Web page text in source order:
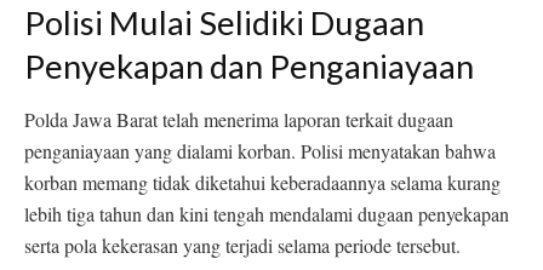
Polisi Mulai Selidiki Dugaan
Penyekapan dan Penganiayaan
Polda Jawa Barat telah menerima laporan terkait dugaan
penganiayaan yang dialami korban. Polisi menyatakan bahwa
korban memang tidak diketahui keberadaannya selama kurang
lebih tiga tahun dan kini tengah mendalami dugaan penyekapan
serta pola kekerasan yang terjadi selama periode tersebut.